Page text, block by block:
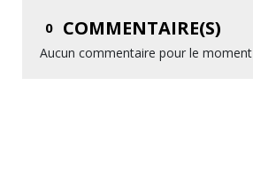
0 COMMENTAIRE(S)
Aucun commentaire pour le moment